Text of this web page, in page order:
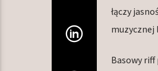
łączy
muzycznej
Basowy